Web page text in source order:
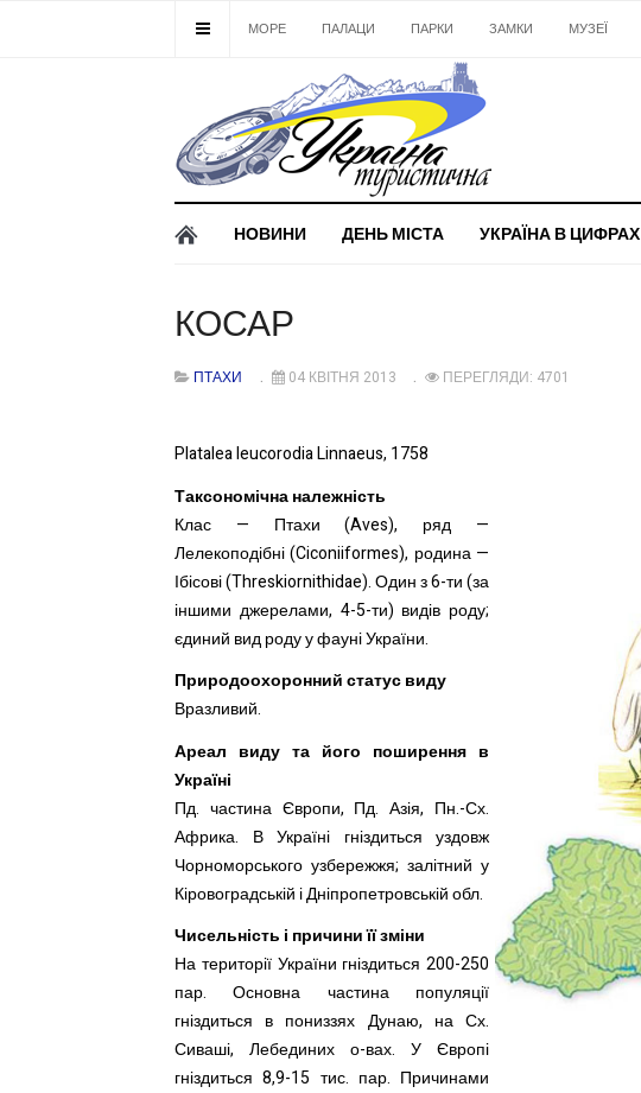
МОРЕ ПАЛАЦИ ПАРКИ ЗАМКИ МУЗЕЇ
НОВИНИ ДЕНЬ МІСТА УКРАЇНА В ЦИФРАХ
КОСАР
ПТАХИ 04 КВІТНЯ 2013 ПЕРЕГЛЯДИ: 4701
Platalea leucorodia Linnaeus, 1758
Таксономічна належність
Клас — Птахи (Aves), ряд —
Лелекоподібні (Ciconiiformes), родина —
Ібісові (Threskiornithidae). Один з 6-ти (за
іншими джерелами, 4-5-ти) видів роду;
єдиний вид роду у фауні України.
Природоохоронний статус виду
Вразливий.
Ареал виду та його поширення в
Україні
Пд. частина Європи, Пд. Азія, Пн.-Сх.
Африка. В Україні гніздиться уздовж
Чорноморського узбережжя; залітний у
Кіровоградській і Дніпропетровській обл.
Чисельність і причини її зміни
На території України гніздиться 200-250
пар. Основна частина популяції
гніздиться в пониззях Дунаю, на Сх.
Сиваші, Лебединих о-вах. У Європі
гніздиться 8,9-15 тис. пар. Причинами